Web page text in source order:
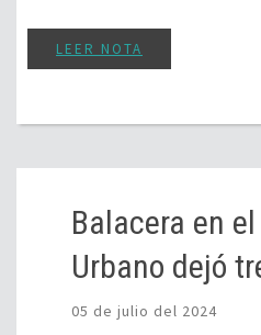
LEER NOTA
Balacera en
Urbano dejó
05 de julio del 2024